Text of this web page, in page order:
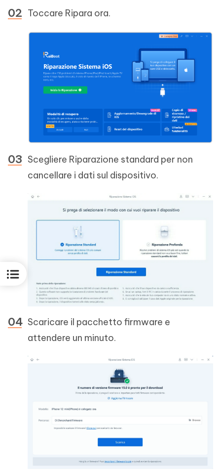
Toccare Ripara ora.
Scegliere Riparazione standard per non
cancellare i dati sul dispositivo.
Scaricare il pacchetto firmware e
attendere un minuto.